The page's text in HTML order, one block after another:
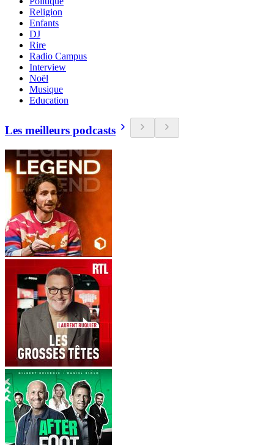
Religion
Enfants
DJ
Rire
Radio Campus
Interview
Noël
Musique
Education
Les meilleurs podcasts